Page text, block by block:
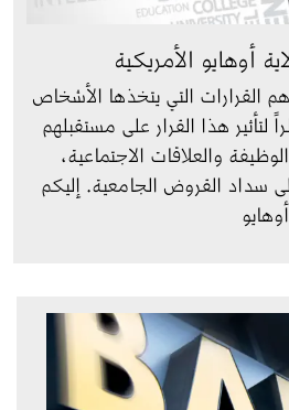
أوهايو الأمريكية
القرارات التي يتخذها الأشخاص
لتأثير هذا القرار على مستقبلهم
والعلاقات الاجتماعية،
سداد القروض الجامعية. إليكم